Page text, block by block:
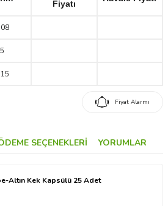
Fiyatı
Fiyat Alarmı
SEÇENEKLERI YORUMLAR
Altın Kek Kapsülü 25 Adet